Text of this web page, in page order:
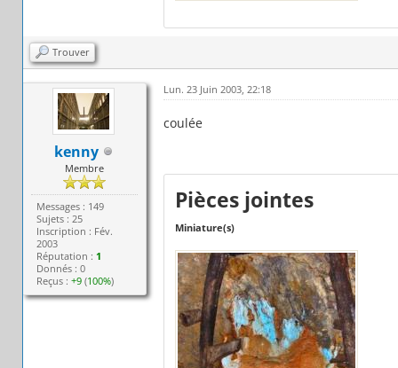
Trouver
kenny
Membre
Messages : 149
Sujets : 25
Inscription : Fév.
2003
Réputation : 1
Donnés : 0
Reçus :+9 (100%)
Lun. 23 Juin 2003, 22:18
coulée
Pièces jointes
Miniature(s)